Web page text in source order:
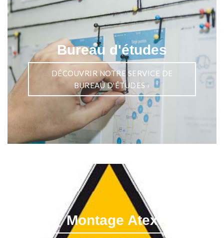
Bureau d'études
DÉCOUVRIR NOTRE SERVICE DE
BUREAU D'ÉTUDES ›
Montage Atex